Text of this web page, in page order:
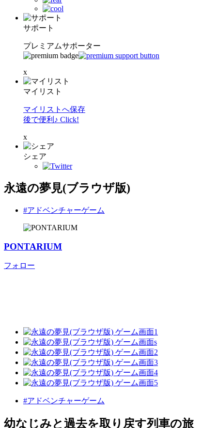
サポート
プレミアムサポーター
x
マイリスト
マイリストへ保存
後で便利♪ Click!
x
シェア
永遠の夢見(ブラウザ版)
#アドベンチャーゲーム
PONTARIUM
フォロー
#アドベンチャーゲーム
幼なじみと過去を取り戻す列車の旅